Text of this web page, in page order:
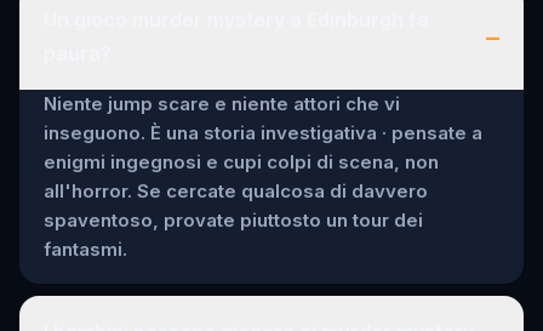
–
Niente jump scare e niente attori che vi
inseguono. È una storia investigativa · pensate a
enigmi ingegnosi e cupi colpi di scena, non
all'horror. Se cercate qualcosa di davvero
spaventoso, provate piuttosto un tour dei
fantasmi.